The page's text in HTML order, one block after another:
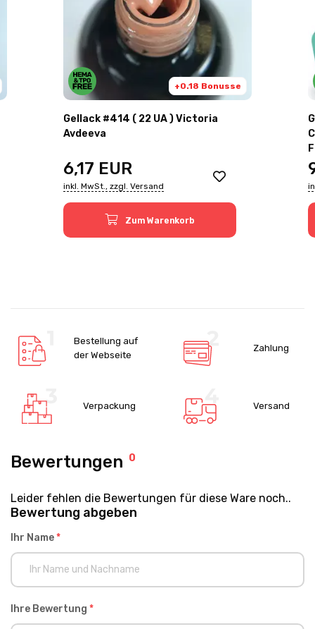
+0.18 Bonusse
Gellack #414 ( 22 UA ) Victoria
Avdeeva
6,17 EUR
inkl. MwSt., zzgl. Versand
Zum Warenkorb
Bestellung auf
der Webseite
Zahlung
Verpackung Versand
Bewertungen 0
Leider fehlen die Bewertungen für diese Ware noch..
Bewertung abgeben
Ihr Name*
Ihre Bewertung *